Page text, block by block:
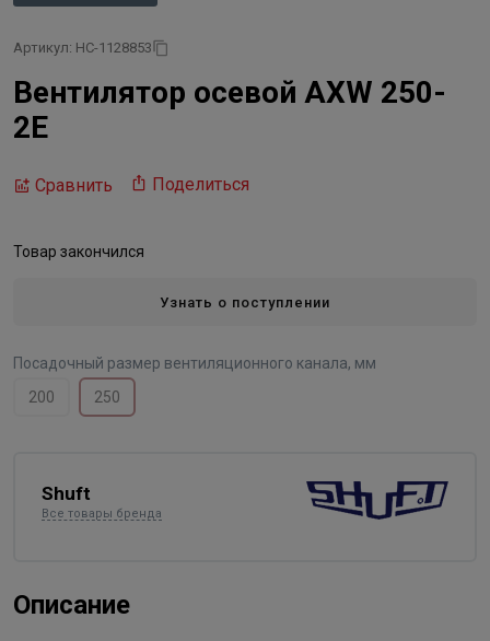
Артикул: НС-1128853
Вентилятор осевой AXW 250-
2E
Сравнить Поделиться
Товар закончился
Узнать о поступлении
Посадочный размер вентиляционного канала, мм
200
250
Shuft
Все товары бренда
Описание